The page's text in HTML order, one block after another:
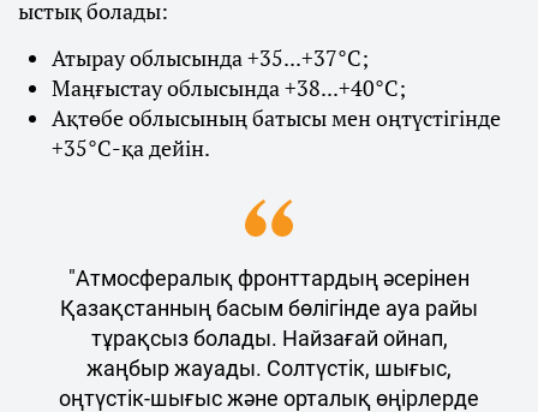
ыстық болады:
Атырау облысында +35...+37°С;
Маңғыстау облысында +38...+40°С;
Ақтөбе облысының батысы мен оңтүстігінде
+35°С-қа дейін.
"Атмосфералық фронттардың әсерінен
Қазақстанның басым бөлігінде ауа райы
тұрақсыз болады. Найзағай ойнап,
жаңбыр жауады. Солтүстік, шығыс,
оңтүстік-шығыс және орталық өңірлерде